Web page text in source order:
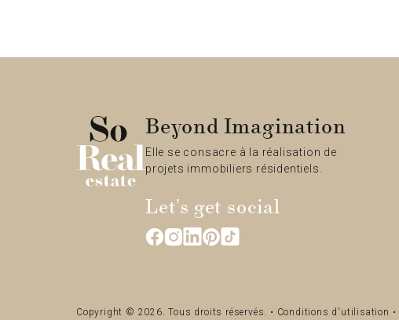
Beyond Imagination
Elle se consacre à la réalisation de
projets immobiliers résidentiels.
Let's get social
Copyright © 2026. Tous droits réservés. • Conditions d'utilisation •